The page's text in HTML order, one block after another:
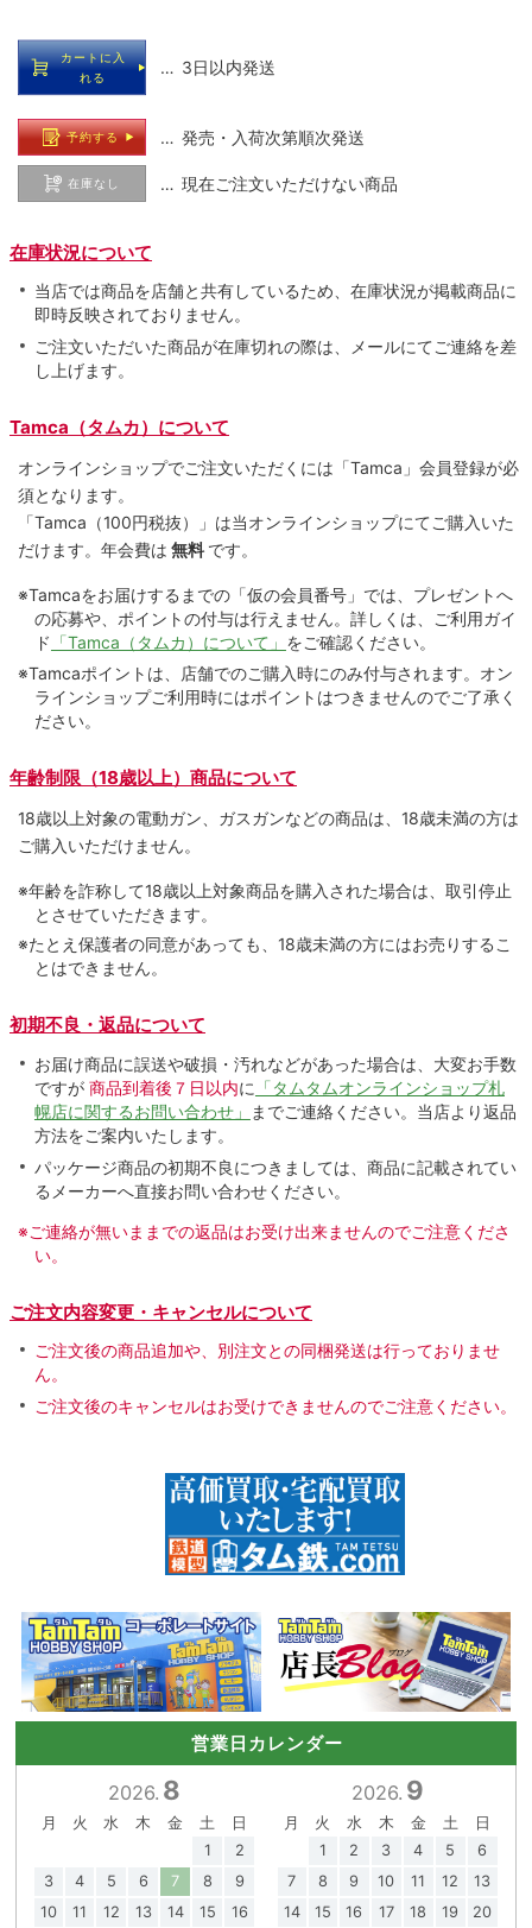
カートに入
れる
… 3日以内発送
予約する … 発売・入荷次第順次発送
在庫なし … 現在ご注文いただけない商品
在庫状況について
当店では商品を店舗と共有しているため、在庫状況が掲載商品に
即時反映されておりません。
ご注文いただいた商品が在庫切れの際は、メールにてご連絡を差
し上げます。
Tamca（タムカ）について
オンラインショップでご注⽂いただくには「Tamca」会員登録が必
須となります。
「Tamca （100円税抜）
」は当オンラインショップにてご購⼊いた
だけます。 年会費は 無料 です。
※Tamcaをお届けするまでの「仮の会員番号」では、プレゼントへ
の応募や、ポイントの付与は⾏えません。詳しくは、ご利⽤ガイ
ド 「Tamca（タムカ）について」 をご確認ください。
※Tamcaポイントは、店舗でのご購⼊時にのみ付与されます。オン
ラインショップご利用時にはポイントはつきませんのでご了承く
ださい。
年齢制限（18歳以上）商品について
18歳以上対象の電動ガン、ガスガンなどの商品は、18歳未満の方は
ご購入いただけません。
※年齢を詐称して18歳以上対象商品を購入された場合は、取引停止
とさせていただきます。
※たとえ保護者の同意があっても、18歳未満の方にはお売りするこ
とはできません。
初期不良・返品について
お届け商品に誤送や破損・汚れなどがあった場合は、大変お手数
ですが 商品到着後７日以内に 「タムタムオンラインショップ札
幌店に関するお問い合わせ」
までご連絡ください。当店より返品
方法をご案内いたします。
パッケージ商品の初期不良につきましては、商品に記載されてい
るメーカーへ直接お問い合わせください。
※ご連絡が無いままでの返品はお受け出来ませんのでご注意くださ
い。
ご注文内容変更・キャンセルについて
ご注文後の商品追加や、別注文との同梱発送は行っておりませ
ん。
ご注文後のキャンセルはお受けできませんのでご注意ください。
営業日カレンダー
2026. 8
月 火 水 木 金 土
日
1
2
3
4 5 6 7 8
9
10
11 12 13 14 15
16
2026. 9
月 火 水 木 金 土
日
1
2 3 4 5
6
7
8 9 10 11 12
13
14
15 16 17 18 19
20